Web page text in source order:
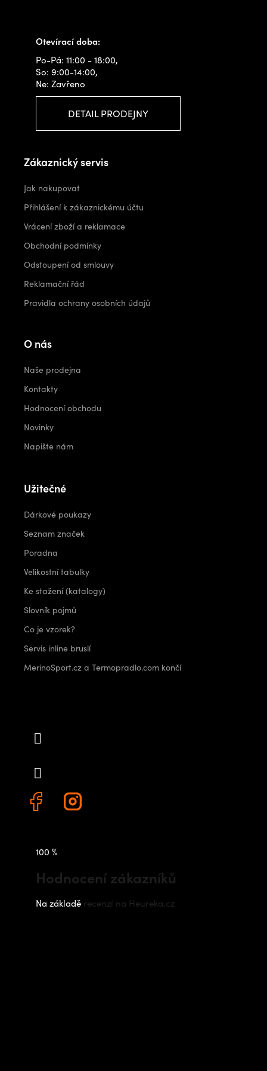
Otevírací doba:
Po-Pá: 11:00 - 18:00,
So: 9:00-14:00,
Ne: Zavřeno
DETAIL PRODEJNY
Zákaznický servis
Jak nakupovat
Přihlášení k zákaznickému účtu
Vrácení zboží a reklamace
Obchodní podmínky
Odstoupení od smlouvy
Reklamační řád
Pravidla ochrany osobních údajů
O nás
Naše prodejna
Kontakty
Hodnocení obchodu
Novinky
Napište nám
Užitečné
Dárkové poukazy
Seznam značek
Poradna
Velikostní tabulky
Ke stažení (katalogy)
Slovník pojmů
Co je vzorek?
Servis inline bruslí
MerinoSport.cz a Termopradlo.com končí
100 %
Hodnocení zákazníků
Na základě recenzí na Heureka.cz